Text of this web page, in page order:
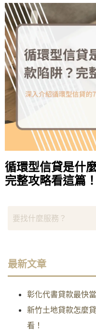
循環型信貸是什
完整攻略看這篇！
最新文章
彰化代書貸款最快
新竹土地貸款怎麼
看！